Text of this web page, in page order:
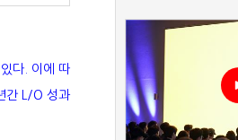
다. 이에 따
간 L/O 성과